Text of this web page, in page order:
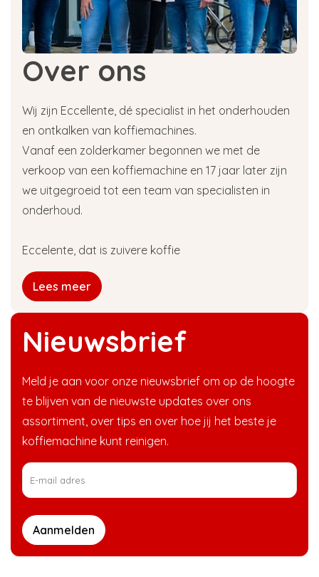
Nieuwsbrief
Meld je aan voor onze nieuwsbrief om op de hoogte
te blijven van de nieuwste updates over ons
assortiment, over tips en over hoe jij het beste je
koffiemachine kunt reinigen.
Aanmelden
Over ons
Wij zijn Eccellente, dé specialist in het onderhouden
en ontkalken van koffiemachines.
Vanaf een zolderkamer begonnen we met de
verkoop van een koffiemachine en 17 jaar later zijn
we uitgegroeid tot een team van specialisten in
onderhoud.
Eccelente, dat is zuivere koffie
Lees meer